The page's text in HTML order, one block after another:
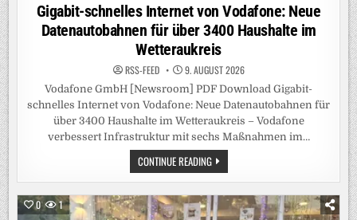
Gigabit-schnelles Internet von Vodafone: Neue
Datenautobahnen für über 3400 Haushalte im
Wetteraukreis
RSS-FEED 9. AUGUST 2026
Vodafone GmbH [Newsroom] PDF Download Gigabit-
schnelles Internet von Vodafone: Neue Datenautobahnen für
über 3400 Haushalte im Wetteraukreis – Vodafone
verbessert Infrastruktur mit sechs Maßnahmen im…
CONTINUE READINGGIGABIT-
SCHNELLES
INTERNET
VODAFONE:
NEUE
0 1